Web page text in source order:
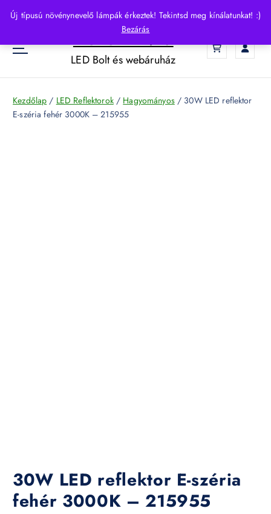
Új típusú növénynevelő lámpák érkeztek! Tekintsd meg kínálatunkat! :)
Bezárás
p
o
HelloLED.hu
LED Bolt és webáruház
Kezdőlap / LED Reflektorok/ Hagyományos/ 30W LED reflektor
E-széria fehér 3000K – 215955
30W LED reflektor E-széria
fehér 3000K – 215955